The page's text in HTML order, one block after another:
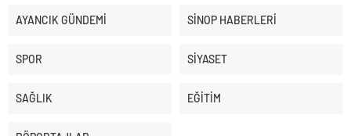
AYANCIK GÜNDEMİ SİNOP HABERLERİ
SPOR SİYASET
SAĞLIK EĞİTİM